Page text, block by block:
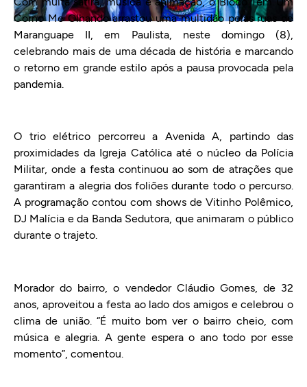
Corno Me Olhando arrastou uma multidão pelas ruas de
Maranguape II, em Paulista, neste domingo (8),
celebrando mais de uma década de história e marcando
o retorno em grande estilo após a pausa provocada pela
pandemia.
O trio elétrico percorreu a Avenida A, partindo das
proximidades da Igreja Católica até o núcleo da Polícia
Militar, onde a festa continuou ao som de atrações que
garantiram a alegria dos foliões durante todo o percurso.
A programação contou com shows de Vitinho Polêmico,
DJ Malícia e da Banda Sedutora, que animaram o público
durante o trajeto.
Morador do bairro, o vendedor Cláudio Gomes, de 32
anos, aproveitou a festa ao lado dos amigos e celebrou o
clima de união. “É muito bom ver o bairro cheio, com
música e alegria. A gente espera o ano todo por esse
momento”, comentou.